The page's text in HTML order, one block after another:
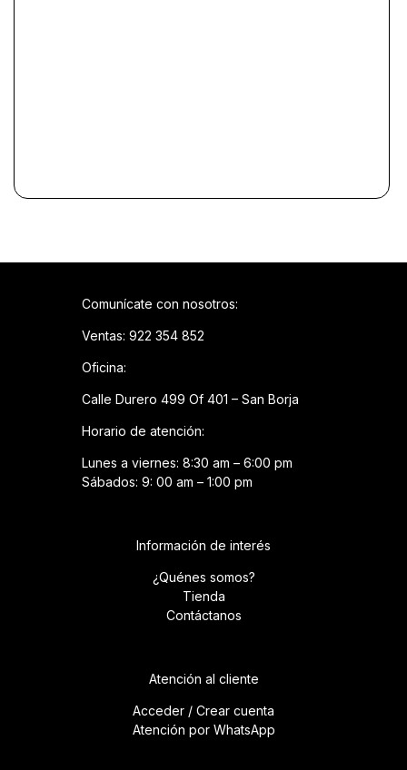
Comunícate con nosotros:
Ventas: 922 354 852
Oficina:
Calle Durero 499 Of 401 – San Borja
Horario de atención:
Lunes a viernes: 8:30 am – 6:00 pm
Sábados: 9: 00 am – 1:00 pm
Información de interés
¿Quénes somos?
Tienda
Contáctanos
Atención al cliente
Acceder / Crear cuenta
Atención por WhatsApp